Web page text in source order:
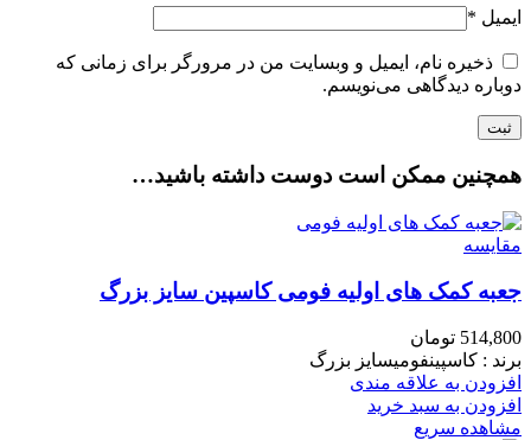
ایمیل *
ذخیره نام، ایمیل و وبسایت من در مرورگر برای زمانی که
دوباره دیدگاهی می‌نویسم.
همچنین ممکن است دوست داشته باشید…
مقایسه
جعبه کمک های اولیه فومی کاسپین سایز بزرگ
514,800 تومان
برند : کاسپینفومیسایز بزرگ
افزودن به علاقه مندی
افزودن به سبد خرید
مشاهده سریع